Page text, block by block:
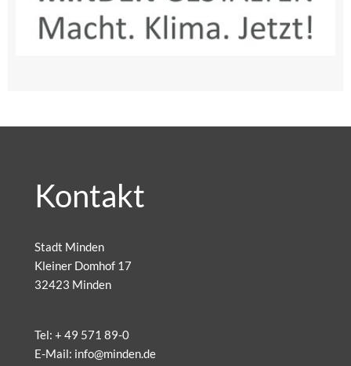
Kontakt
Stadt Minden
Kleiner Domhof 17
32423 Minden
Tel: + 49 571 89-0
E-Mail: info@minden.de